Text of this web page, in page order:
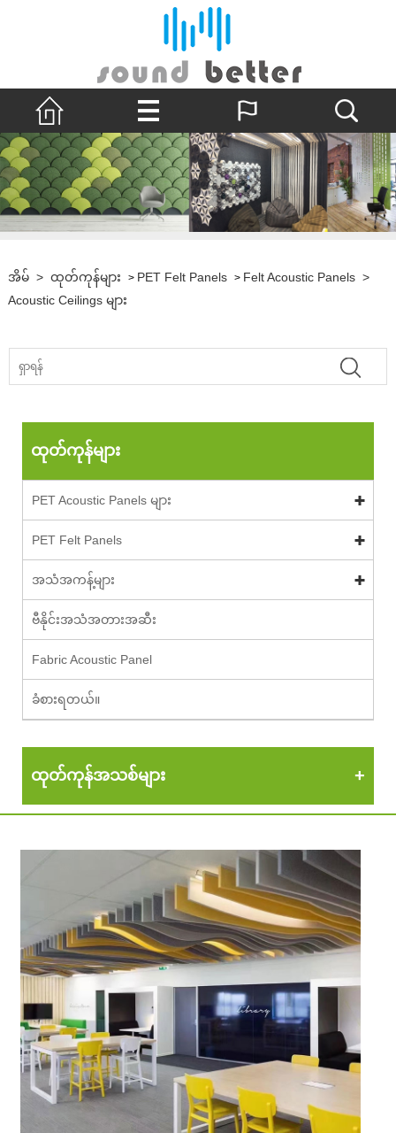
အိမ် > ထုတ်ကုန်များ > PET Felt Panels > Felt Acoustic Panels >
Acoustic Ceilings များ
ထုတ်ကုန်များ
PET Acoustic Panels များ
PET Felt Panels
အသံအကန့်များ
ဗီနိုင်းအသံအတားအဆီး
Fabric Acoustic Panel
ခံစားရတယ်။
ထုတ်ကုန်အသစ်များ